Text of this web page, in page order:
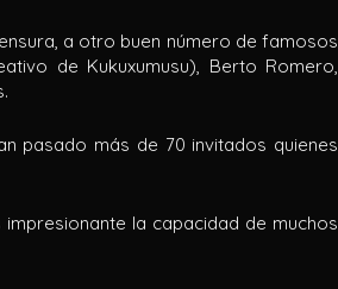
a otro buen número de famosos
de Kukuxumusu), Berto Romero,
pasado más de 70 invitados quienes
la capacidad de muchos